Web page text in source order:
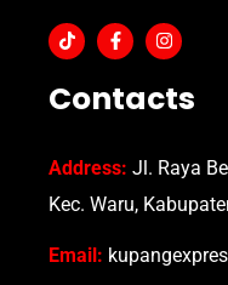
Contacts
Address: Jl. Raya
Kec. Waru,
Email: